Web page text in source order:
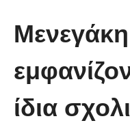
Μενεγάκη
ίδια